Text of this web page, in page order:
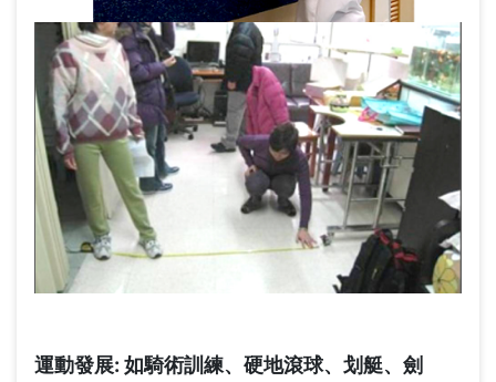
運動發展: 如騎術訓練、硬地滾球、划艇、劍